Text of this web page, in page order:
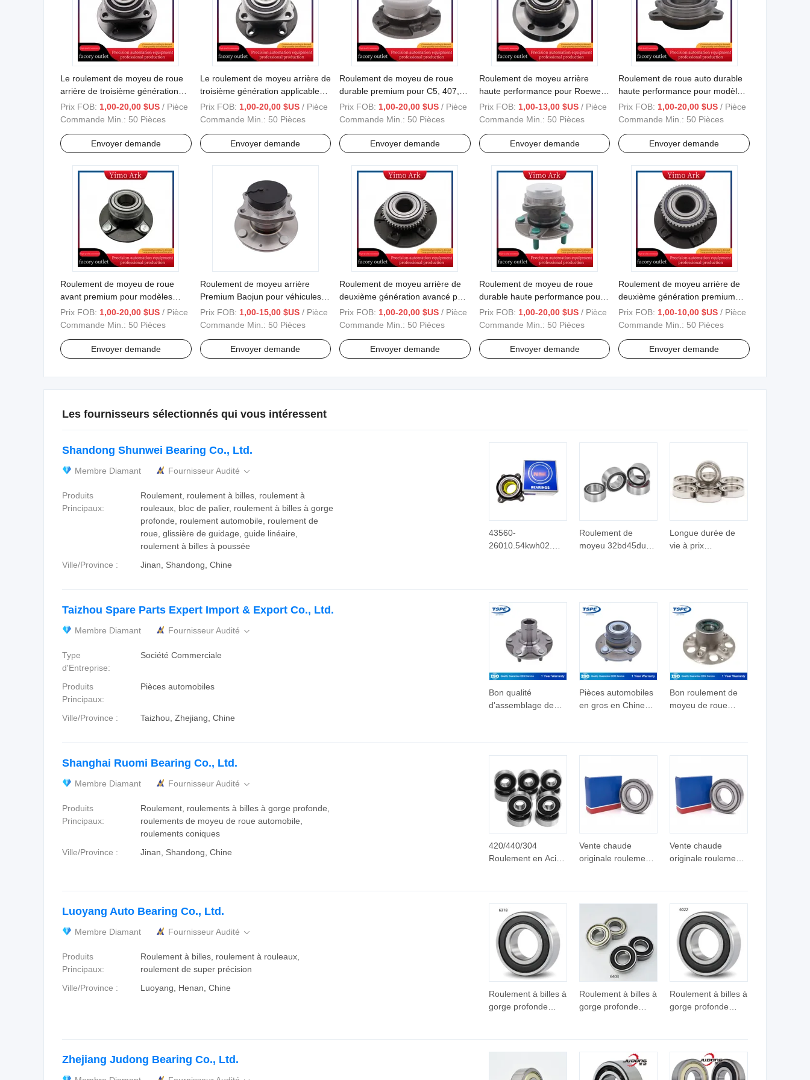
Le roulement de moyeu de roue
arrière de troisième génération
adapté au modèle à deux roues
motrices de la voiture chinoise
Prix FOB: 1,00-20,00 $US / Pièce
Commande Min.: 50 Pièces
Envoyer demande
Le roulement de moyeu arrière de
troisième génération applicable
aux véhicules chinois tels que
Guangqi Trumpchi Ga3/GS4
Prix FOB: 1,00-20,00 $US / Pièce
Commande Min.: 50 Pièces
Envoyer demande
Roulement de moyeu de roue
durable premium pour C5, 407,
607, Ds6, C6 modèles
Prix FOB: 1,00-20,00 $US / Pièce
Commande Min.: 50 Pièces
Envoyer demande
Roulement de moyeu arrière
haute performance pour Roewe
550
Prix FOB: 1,00-13,00 $US / Pièce
Commande Min.: 50 Pièces
Envoyer demande
Roulement de roue auto durable
haute performance pour modèles
Audi
Prix FOB: 1,00-20,00 $US / Pièce
Commande Min.: 50 Pièces
Envoyer demande
Roulement de moyeu de roue
avant premium pour modèles
Changan Star
Prix FOB: 1,00-20,00 $US / Pièce
Commande Min.: 50 Pièces
Envoyer demande
Roulement de moyeu arrière
Premium Baojun pour véhicules
de troisième génération
Prix FOB: 1,00-15,00 $US / Pièce
Commande Min.: 50 Pièces
Envoyer demande
Roulement de moyeu arrière de
deuxième génération avancé pour
Roewe 350
Prix FOB: 1,00-20,00 $US / Pièce
Commande Min.: 50 Pièces
Envoyer demande
Roulement de moyeu de roue
durable haute performance pour
Ford et Mazda
Prix FOB: 1,00-20,00 $US / Pièce
Commande Min.: 50 Pièces
Envoyer demande
Roulement de moyeu arrière de
deuxième génération premium
pour Mg HS
Prix FOB: 1,00-10,00 $US / Pièce
Commande Min.: 50 Pièces
Envoyer demande
Les fournisseurs sélectionnés qui vous intéressent
43560-
26010.54kwh02.
Roulement de
moyeu 32bd45du
automobile
Longue durée de
vie à prix
Shandong Shunwei Bearing Co., Ltd.
Membre Diamant Fournisseur Audité 
Produits
Principaux:
Roulement, roulement à billes, roulement à
rouleaux, bloc de palier, roulement à billes à gorge
profonde, roulement automobile, roulement de
roue, glissière de guidage, guide linéaire,
roulement à billes à poussée
Ville/Province :
Jinan, Shandong, Chine
Bon qualité
d'assemblage de
pour 43502-28100
Toyota Camry
Pièces automobiles
en gros en Chine
42200-TF0-N51
Honda Jazz
Bon roulement de
moyeu de roue
2093300325 Ford
Transit Bus
Taizhou Spare Parts Expert Import & Export Co., Ltd.
Membre Diamant Fournisseur Audité 
Type
d'Entreprise:
Société Commerciale
Produits
Principaux:
Pièces automobiles
Ville/Province : Taizhou, Zhejiang, Chine
420/440/304
Roulement en Acier
S6804 S6000
Roulement à Billes à
Profondeur de
Rainure
Vente chaude
originale roulements
équipements
alimentaires 6306
6307 6308
Vente chaude
originale roulements
température pour
équipements
alimentaires 6306
6307 6308
Shanghai Ruomi Bearing Co., Ltd.
Membre Diamant Fournisseur Audité 
Produits
Principaux:
Roulement, roulements à billes à gorge profonde,
roulements de moyeu de roue automobile,
roulements coniques
Ville/Province :
Jinan, Shandong, Chine
Roulement à billes à
gorge profonde
Roulement à billes à
gorge profonde
Roulement à billes à
gorge profonde
Luoyang Auto Bearing Co., Ltd.
Membre Diamant Fournisseur Audité 
Produits
Principaux:
Roulement à billes, roulement à rouleaux,
roulement de super précision
Ville/Province :
Luoyang, Henan, Chine
Zhejiang Judong Bearing Co., Ltd.